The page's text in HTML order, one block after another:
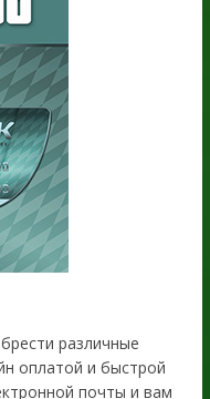
различные
оплатой и быстрой
почты и вам